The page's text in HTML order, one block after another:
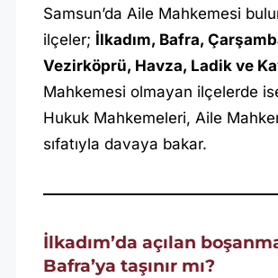
Samsun’da Aile Mahkemesi
ilçeler; İlkadım, Bafra,
Vezirköprü, Havza, Ladik ve
Mahkemesi olmayan ilçelerde
Hukuk Mahkemeleri, Aile
sıfatıyla davaya bakar.
İlkadım’da açılan
Bafra’ya taşınır mı?